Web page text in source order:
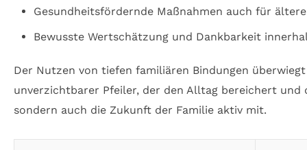
Gesundheitsfördernde Maßnahmen auch für
Bewusste Wertschätzung und Dankbarkeit
Der Nutzen von tiefen familiären Bindungen
unverzichtbarer Pfeiler, der den Alltag bereichert und
sondern auch die Zukunft der Familie aktiv mit.